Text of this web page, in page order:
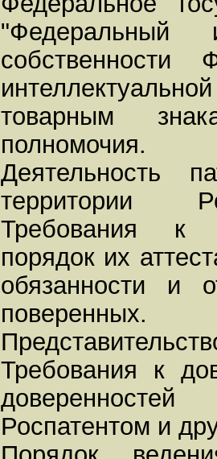
"Федеральный
товарным
полномочия.
Деятельность
территории
Требования к
порядок их
обязанности и
поверенных.
Требования к
Роспатентом и